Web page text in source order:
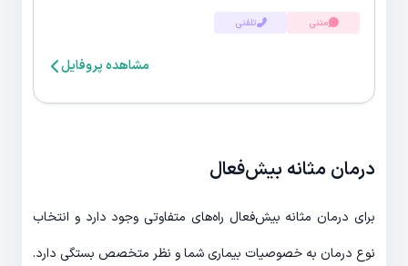
متنی تلفنی
مشاهده پروفایل
درمان مثانه ‌بیش‌فعال
برای درمان مثانه ‌بیش‌فعال راه‌های متفاوتی وجود دارد و انتخاب
نوع درمان به خصوصیات بیماری شما و نظر متخصص بستگی دارد.